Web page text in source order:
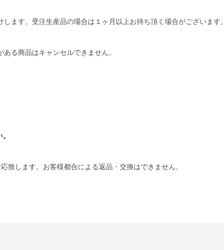
ます。受注生産品の場合は１ヶ月以上お待ち頂く場合がございます。
る商品はキャンセルできません。
します。お客様都合による返品・交換はできません。